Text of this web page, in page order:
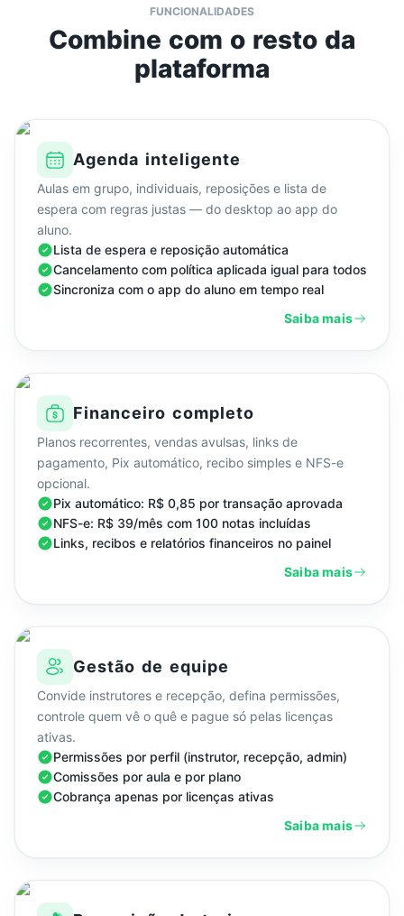
FUNCIONALIDADES
Combine com o resto da
plataforma
Agenda inteligente
Aulas em grupo, individuais, reposições e lista de
espera com regras justas — do desktop ao app do
aluno.
Lista de espera e reposição automática
Cancelamento com política aplicada igual para todos
Sincroniza com o app do aluno em tempo real
Saiba mais
Financeiro completo
Planos recorrentes, vendas avulsas, links de
pagamento, Pix automático, recibo simples e NFS-e
opcional.
Pix automático: R$ 0,85 por transação aprovada
NFS-e: R$ 39/mês com 100 notas incluídas
Links, recibos e relatórios financeiros no painel
Saiba mais
Gestão de equipe
Convide instrutores e recepção, defina permissões,
controle quem vê o quê e pague só pelas licenças
ativas.
Permissões por perfil (instrutor, recepção, admin)
Comissões por aula e por plano
Cobrança apenas por licenças ativas
Saiba mais